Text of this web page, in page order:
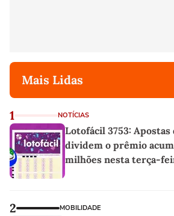
Mais Lidas
1 NOTÍCIAS
Lotofácil 3753: Apostas
dividem o prêmio
milhões nesta terça-
2 MOBILIDADE